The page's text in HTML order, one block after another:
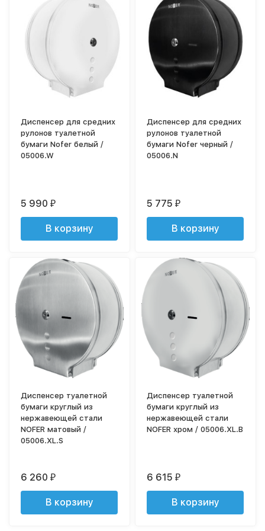
Диспенсер для средних
рулонов туалетной
бумаги Nofer белый /
05006.W
5 990₽
В корзину
Диспенсер для средних
рулонов туалетной
бумаги Nofer черный /
05006.N
5 775₽
В корзину
Диспенсер туалетной
бумаги круглый из
нержавеющей стали
NOFER матовый /
05006.XL.S
6 260₽
В корзину
Диспенсер туалетной
бумаги круглый из
нержавеющей стали
NOFER хром / 05006.XL.В
6 615₽
В корзину